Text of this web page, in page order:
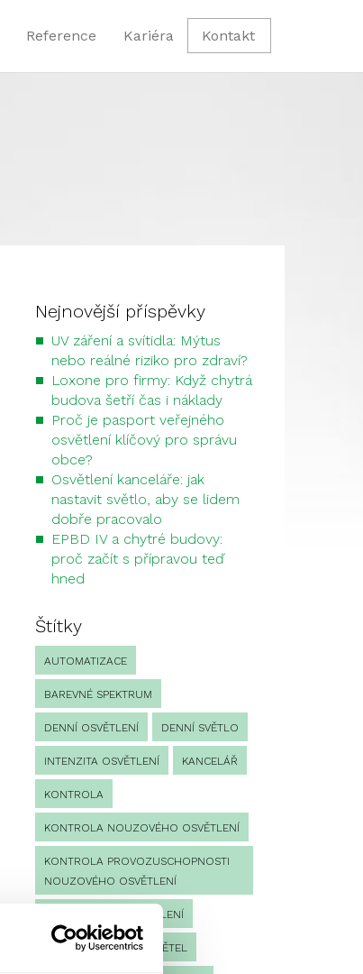
Reference Kariéra Kontakt
Nejnovější příspěvky
UV záření a svítidla: Mýtus
nebo reálné riziko pro zdraví?
Loxone pro firmy: Když chytrá
budova šetří čas i náklady
Proč je pasport veřejného
osvětlení klíčový pro správu
obce?
Osvětlení kanceláře: jak
nastavit světlo, aby se lidem
dobře pracovalo
EPBD IV a chytré budovy:
proč začít s přípravou teď
hned
Štítky
AUTOMATIZACE
BAREVNÉ SPEKTRUM
DENNÍ OSVĚTLENÍ DENNÍ SVĚTLO
INTENZITA OSVĚTLENÍ KANCELÁŘ
KONTROLA
KONTROLA NOUZOVÉHO OSVĚTLENÍ
KONTROLA PROVOZUSCHOPNOSTI
NOUZOVÉHO OSVĚTLENÍ
LED NOUZOVÉ OSVĚTLENÍ
MĚŘENÍ MĚŘENÍ SVĚTEL